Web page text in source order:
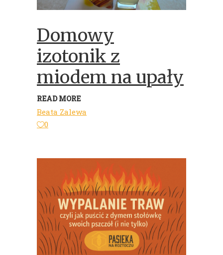
Domowy
izotonik z
miodem na upały
READ MORE
Beata Zalewa
0